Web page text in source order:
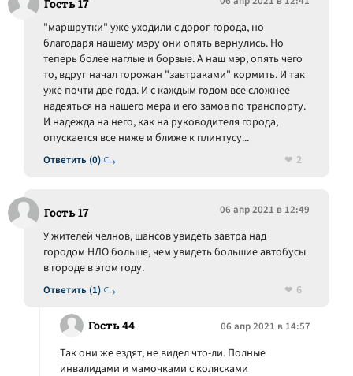
Гость 17
Ответить (0)
"маршрутки" уже уходили с дорог города, но
благодаря нашему мэру они опять вернулись. Но
теперь более наглые и борзые. А наш мэр, опять чего
то, вдруг начал горожан "завтраками" кормить. И так
уже почти две года. И с каждым годом все сложнее
надеяться на нашего мера и его замов по транспорту.
И надежда на него, как на руководителя города,
опускается все ниже и ближе к плинтусу...
2
Гость 17 06 апр 2021 в 12:49
Ответить (1)
У жителей челнов, шансов увидеть завтра над
городом НЛО больше, чем увидеть большие автобусы
в городе в этом году.
6
Гость 44 06 апр 2021 в 14:57
Так они же ездят, не видел что-ли. Полные
инвалидами и мамочками с колясками